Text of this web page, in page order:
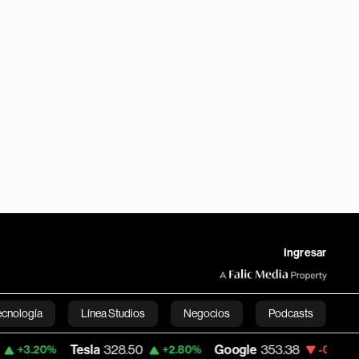
Ingresar
Línea Studios Negocios Podcasts
English
328.50 +2.80% Google 353.38 -0.97% First Solar, Inc